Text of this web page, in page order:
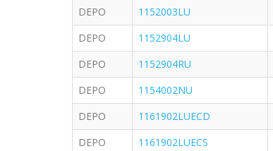
DEPO
1152003LU
DEPO
1152904LU
DEPO
1152904RU
DEPO
1154002NU
DEPO
1161902LUECD
DEPO
1161902LUECS